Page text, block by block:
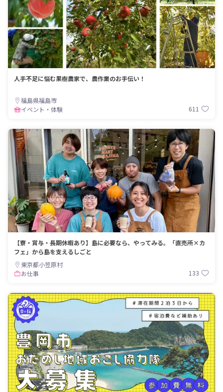
人手不足に悩む果樹農家で、農作業のお手伝い！
福島県福島市
イベント・体験
611
【寮・賞与・長期休暇あり】島に必要なら、やってみる。「直売所×カ
フェ」から島を支えるしごと
東京都小笠原村
お仕事
133